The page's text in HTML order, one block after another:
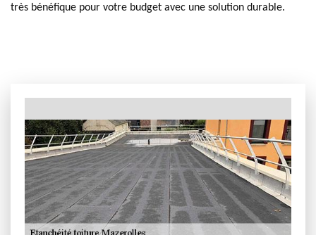
très bénéfique pour votre budget avec une solution durable.